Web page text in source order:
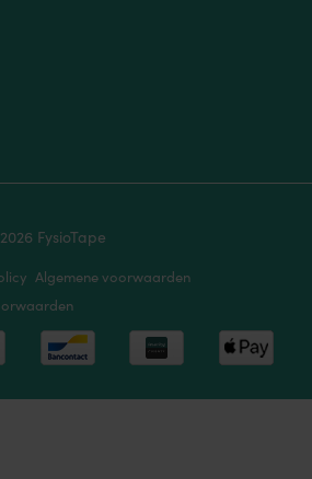
FysioTape
Algemene voorwaarden